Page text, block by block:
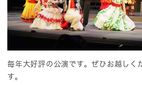
毎年大好評の公演です。ぜひお越しく
す。